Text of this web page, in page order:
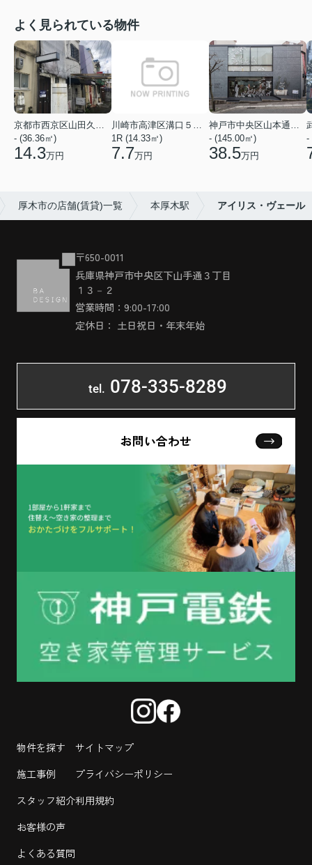
よく見られている物件
京都市西京区山田久田町
- (36.36㎡)
14.3万円
川崎市高津区溝口５丁目
1R (14.33㎡)
7.7万円
神戸市中央区山本通２丁目
- (145.00㎡)
38.5万円
-
厚木市の店舗(賃貸)一覧 本厚木駅 アイリス・ヴェール
〒650-0011
兵庫県神戸市中央区下山手通３丁目
１３－２
営業時間：9:00-17:00
定休日： 土日祝日・年末年始
tel. 078-335-8289
お問い合わせ
物件を探す
施工事例
スタッフ紹介
お客様の声
よくある質問
サイトマップ
プライバシーポリシー
利用規約